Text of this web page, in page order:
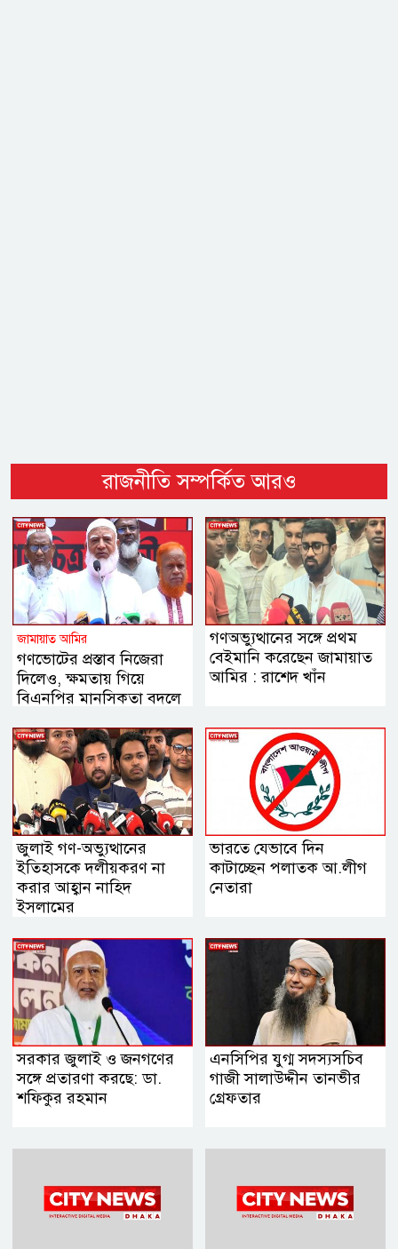
রাজনীতি সম্পর্কিত আরও
জামায়াত আমির
গণভোটের প্রস্তাব নিজেরা
দিলেও, ক্ষমতায় গিয়ে
বিএনপির মানসিকতা বদলে
গণঅভ্যুত্থানের সঙ্গে প্রথম
বেইমানি করেছেন জামায়াত
আমির : রাশেদ খাঁন
জুলাই গণ-অভ্যুত্থানের
ইতিহাসকে দলীয়করণ না
করার আহ্বান নাহিদ
ইসলামের
ভারতে যেভাবে দিন
কাটাচ্ছেন পলাতক আ.লীগ
নেতারা
সরকার জুলাই ও জনগণের
সঙ্গে প্রতারণা করছে: ডা.
শফিকুর রহমান
এনসিপির যুগ্ম সদস্যসচিব
গাজী সালাউদ্দীন তানভীর
গ্রেফতার